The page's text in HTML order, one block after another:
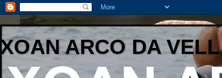
XOAN ARCO DA